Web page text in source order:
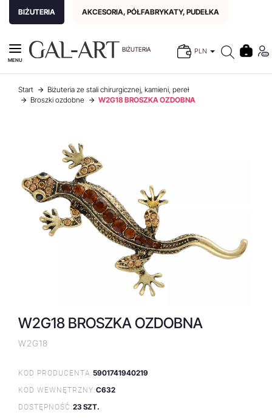
BIŻUTERIA AKCESORIA, PÓŁFABRYKATY, PUDEŁKA
BIŻUTERIA PLN
MENU
Start
Biżuteria ze stali chirurgicznej, kamieni, pereł
Broszki ozdobne
W2G18 BROSZKA OZDOBNA
W2G18 BROSZKA OZDOBNA
W2G18
KOD PRODUCENTA:5901741940219
KOD WEWNĘTRZNY:C632
DOSTĘPNOŚĆ:23 SZT.